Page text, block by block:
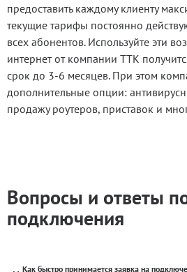
предоставить каждому клиенту
текущие тарифы постоянно
всех абонентов. Используйте эти
интернет от компании ТТК
срок до 3-6 месяцев. При этом
дополнительные опции:
продажу роутеров, приставок и
Вопросы и ответы
подключения
Как быстро принимается заявка на